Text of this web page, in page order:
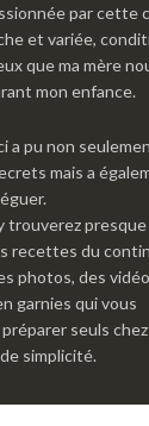
par cette
et variée,
que ma mère
mon enfance.
a pu non
mais a
trouverez presque
recettes du
photos, des
garnies qui vous
seuls
simplicité.